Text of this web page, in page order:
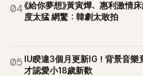
04《給你夢想》黃寅燁、惠利激情
度太猛 網驚：韓劇太敢拍
05 IU睽違3個月更新IG！背景音
才認愛小18歲新歡